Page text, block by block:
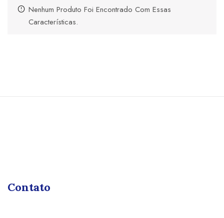
Nenhum Produto Foi Encontrado Com Essas
Características.
Contato